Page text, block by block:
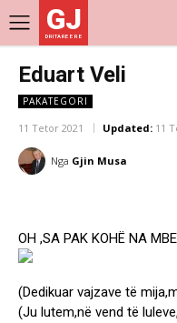
GJ
DRITARE E RE
Eduart Veli
PAKATEGORI
11 Tetor 2021 Updated: 11
Nga Gjin Musa
OH ,SA PAK KOHË NA
(Dedikuar vajzave të
(Ju lutem,në vend të